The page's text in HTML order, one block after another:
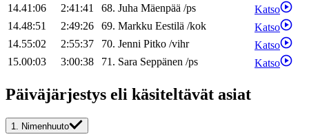
14.41:06
2:41:41 68. Juha Mäenpää /ps
Katso
14.48:51
2:49:26 69. Markku Eestilä /kok
Katso
14.55:02
2:55:37 70. Jenni Pitko /vihr
Katso
15.00:03
3:00:38 71. Sara Seppänen /ps Katso
Päiväjärjestys eli käsiteltävät asiat
1. Nimenhuuto